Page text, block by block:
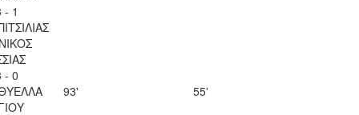
- 1
- 0
93' 55'